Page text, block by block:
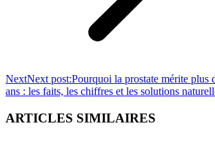
NextNext post:Pourquoi la prostate mérite plus
ans : les faits, les chiffres et les solutions
ARTICLES SIMILAIRES